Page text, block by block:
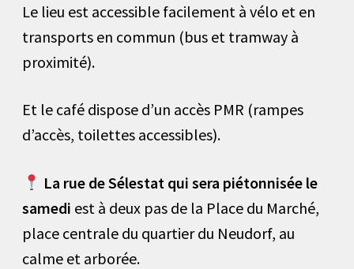
Le lieu est accessible facilement à vélo et en
transports en commun (bus et tramway à
proximité).
Et le café dispose d’un accès PMR (rampes
d’accès, toilettes accessibles).
La rue de Sélestat qui sera piétonnisée le
samedi est à deux pas de la Place du Marché,
place centrale du quartier du Neudorf, au
calme et arborée.